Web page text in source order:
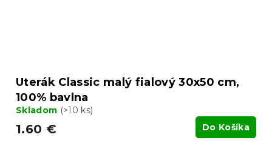
Uterák Classic malý fialový 30x50 cm,
100% bavlna
Skladom (>10 ks)
1.60 € Do Košíka